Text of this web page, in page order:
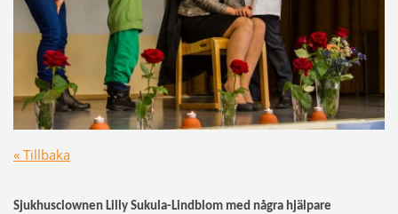
« Tillbaka
Sjukhusclownen Lilly Sukula-Lindblom med några hjälpare